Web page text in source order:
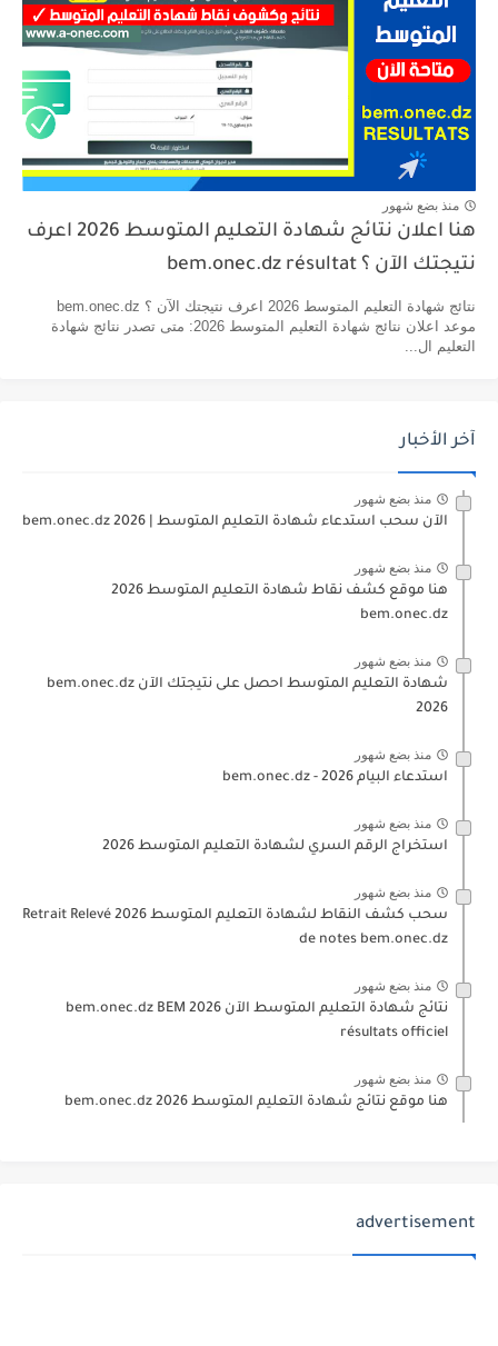
منذ بضع شهور
هنا اعلان نتائج شهادة التعليم المتوسط 2026 اعرف
نتيجتك الآن ؟ bem.onec.dz résultat
نتائج شهادة التعليم المتوسط 2026 اعرف نتيجتك الآن ؟ bem.onec.dz
موعد اعلان نتائج شهادة التعليم المتوسط 2026: متى تصدر نتائج شهادة
التعليم ال...
آخر الأخبار
منذ بضع شهور
الآن سحب استدعاء شهادة التعليم المتوسط | 2026 bem.onec.dz
منذ بضع شهور
هنا موقع كشف نقاط شهادة التعليم المتوسط 2026
bem.onec.dz
منذ بضع شهور
شهادة التعليم المتوسط احصل على نتيجتك الآن bem.onec.dz
2026
منذ بضع شهور
استدعاء البيام 2026 - bem.onec.dz
منذ بضع شهور
استخراج الرقم السري لشهادة التعليم المتوسط 2026
منذ بضع شهور
سحب كشف النقاط لشهادة التعليم المتوسط 2026 Retrait Relevé
de notes bem.onec.dz
منذ بضع شهور
نتائج شهادة التعليم المتوسط الآن 2026 bem.onec.dz BEM
résultats officiel
منذ بضع شهور
هنا موقع نتائج شهادة التعليم المتوسط 2026 bem.onec.dz
advertisement